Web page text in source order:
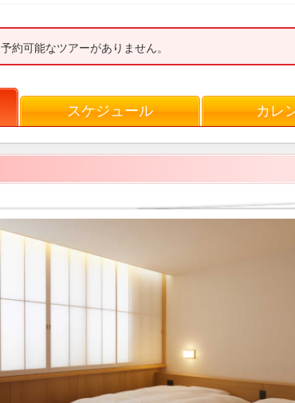
予約可能なツアーがありません。
スケジュール カレ